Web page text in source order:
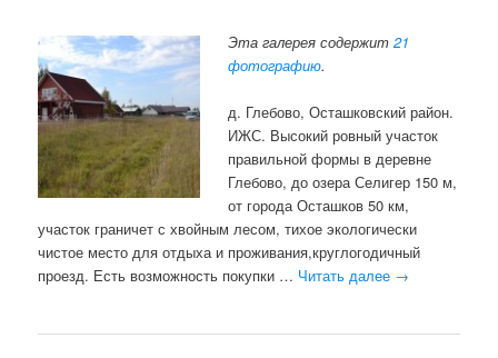
Эта галерея содержит21
фотографию.
д. Глебово, Осташковский район.
ИЖС. Высокий ровный участок
правильной формы в деревне
Глебово, до озера Селигер 150 м,
от города Осташков 50 км,
участок граничет с хвойным лесом, тихое экологически
чистое место для отдыха и проживания,круглогодичный
проезд. Есть возможность покупки … Читать далее →